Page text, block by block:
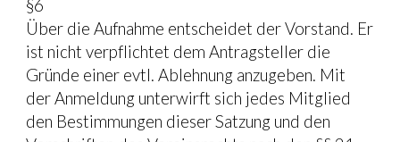
§6
Über die Aufnahme entscheidet der Vorstand. Er
ist nicht verpflichtet dem Antragsteller die
Gründe einer evtl. Ablehnung anzugeben. Mit
der Anmeldung unterwirft sich jedes Mitglied
den Bestimmungen dieser Satzung und den